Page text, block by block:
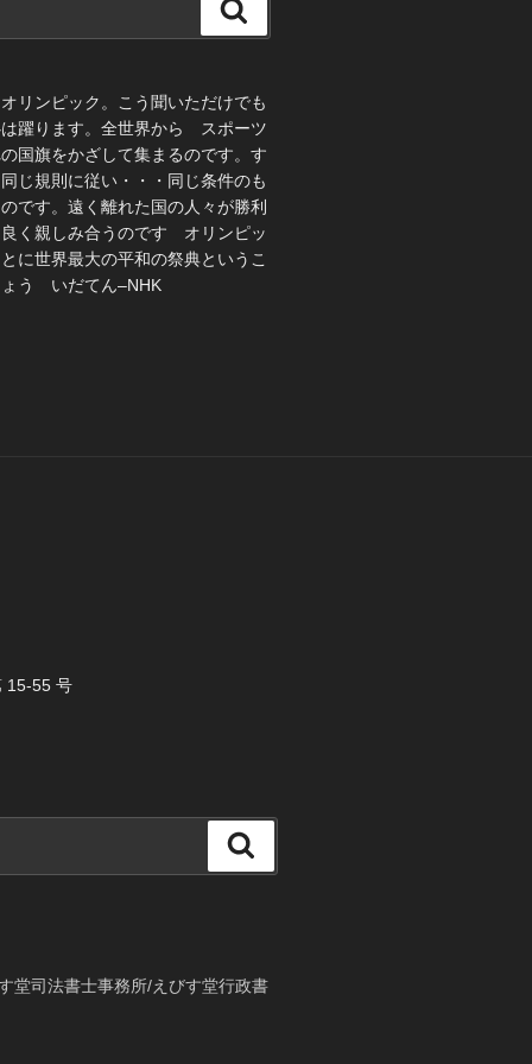
索
リンピック。こう聞いただけでも
躍ります。全世界から スポーツ
国旗をかざして集まるのです。す
じ規則に従い・・・同じ条件のも
です。遠く離れた国の人々が勝利
く親しみ合うのです オリンピッ
に世界最大の平和の祭典というこ
ょう いだてん–NHK
15-55 号
索
堂司法書士事務所/えびす堂行政書